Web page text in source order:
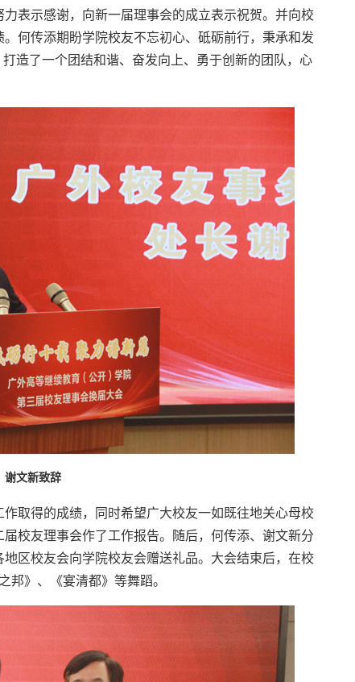
表示感谢，向新一届理事会的成立表示祝贺。并向校
何传添期盼学院校友不忘初心、砥砺前行，秉承和发
造了一个团结和谐、奋发向上、勇于创新的团队，心
谢文新致辞
得的成绩，同时希望广大校友一如既往地关心母校
校友理事会作了工作报告。随后，何传添、谢文新分
区校友会向学院校友会赠送礼品。大会结束后，在校
邦》、《宴清都》等舞蹈。